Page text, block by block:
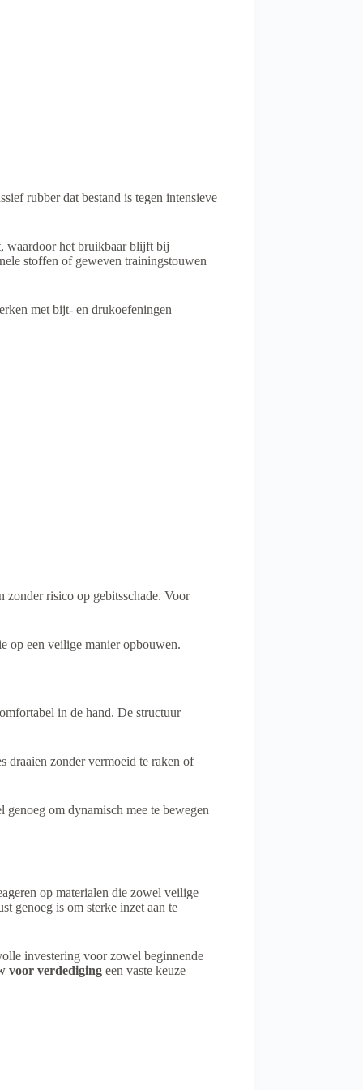
rubber dat bestand is tegen intensieve
waardoor het bruikbaar blijft bij
stoffen of geweven trainingstouwen
met bijt- en drukoefeningen
risico op gebitsschade. Voor
op een veilige manier opbouwen.
in de hand. De structuur
draaien zonder vermoeid te raken of
om dynamisch mee te bewegen
op materialen die zowel veilige
genoeg is om sterke inzet aan te
investering voor zowel beginnende
voor verdediging een vaste keuze